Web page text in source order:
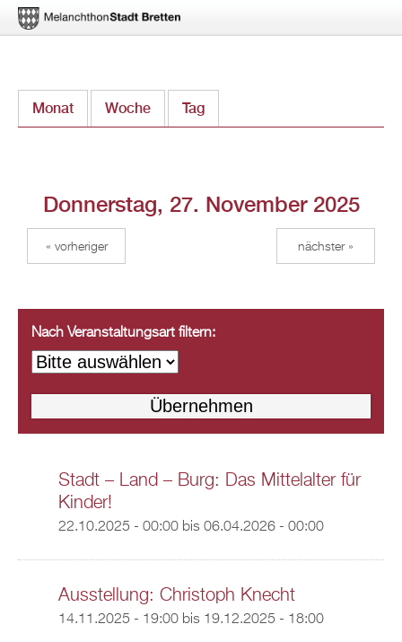
zum
Monat Woche Tag
Donnerstag, 27. November 2025
« vorheriger nächster »
Nach Veranstaltungsart filtern:
Stadt – Land – Burg: Das Mittelalter für
Kinder!
22.10.2025 - 00:00bis 06.04.2026 - 00:00
Ausstellung: Christoph Knecht
14.11.2025 - 19:00bis 19.12.2025 - 18:00